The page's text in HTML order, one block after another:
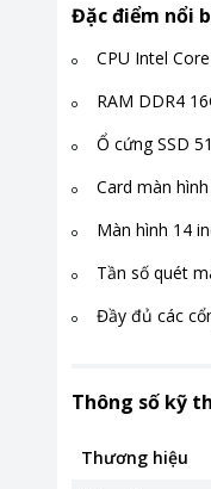
Đặc điểm nổi
CPU Intel
RAM DDR4
Ổ cứng SSD
Card màn
Màn hình 14
Tần số quét
Đầy đủ các
Thông số kỹ
Thương hiệu